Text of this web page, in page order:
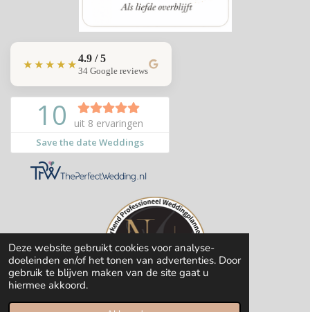
Deze website gebruikt cookies voor analyse-
doeleinden en/of het tonen van advertenties. Door
gebruik te blijven maken van de site gaat u
hiermee akkoord.
★★★★★4.9 / 5
34 Google reviews
© 2020-2026 Save the date Weddings